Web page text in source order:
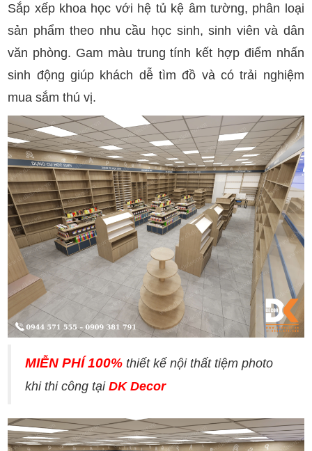
Sắp xếp khoa học với hệ tủ kệ âm tường, phân loại
sản phẩm theo nhu cầu học sinh, sinh viên và dân
văn phòng. Gam màu trung tính kết hợp điểm nhấn
sinh động giúp khách dễ tìm đồ và có trải nghiệm
mua sắm thú vị.
MIỄN PHÍ 100% thiết kế nội thất tiệm photo
khi thi công tạiDK Decor